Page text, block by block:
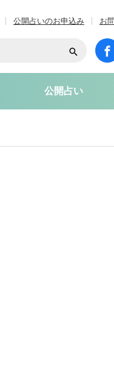
公開占いのお申込み お
公開占い